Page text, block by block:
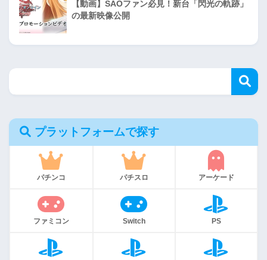
【動画】SAOファン必見！新台「閃光の軌跡」
の最新映像公開
プラットフォームで探す
パチンコ パチスロ アーケード
ファミコン Switch PS